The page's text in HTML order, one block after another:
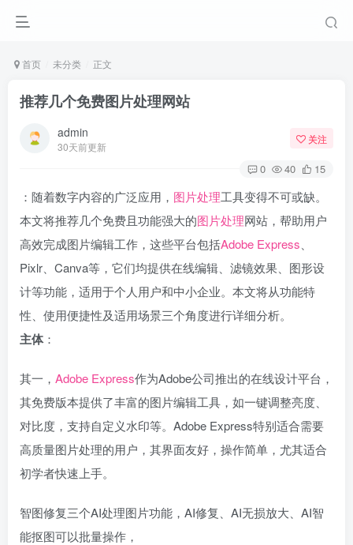
首页 未分类 正文
推荐几个免费图片处理网站
admin
30天前更新
关注
0 40 15
：随着数字内容的广泛应用， 图片处理工具变得不可或缺。
本文将推荐几个免费且功能强大的图片处理网站，帮助用户
高效完成图片编辑工作，这些平台包括Adobe Express
Pixlr、Canva等，它们均提供在线编辑、滤镜效果、图形设
计等功能，适用于个人用户和中小企业。本文将从功能特
性、使用便捷性及适用场景三个角度进行详细分析。
主体：
其一， Adobe Express作为Adobe公司推出的在线设计平台，
其免费版本提供了丰富的图片编辑工具，如一键调整亮度、
对比度，支持自定义水印等。Adobe Express特别适合需要
高质量图片处理的用户，其界面友好，操作简单，尤其适合
初学者快速上手。
智图修复三个AI处理图片功能，AI修复、AI无损放大、AI智
能抠图可以批量操作，